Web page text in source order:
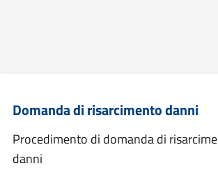
Domanda di risarcimento danni
Procedimento di domanda di
danni